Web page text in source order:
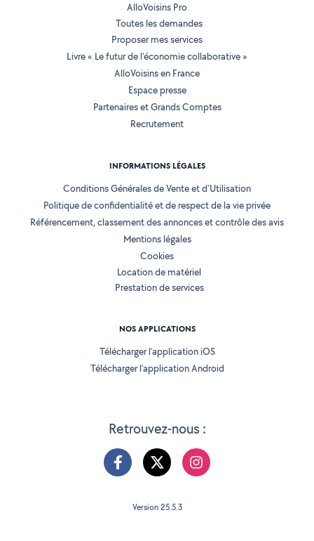
Retrouvez-nous :
AlloVoisins Pro
Toutes les demandes
Proposer mes services
Livre « Le futur de l'économie collaborative »
AlloVoisins en France
Espace presse
Partenaires et Grands Comptes
Recrutement
INFORMATIONS LÉGALES
Conditions Générales de Vente et d'Utilisation
Politique de confidentialité et de respect de la vie privée
Référencement, classement des annonces et contrôle des avis
Mentions légales
Cookies
Location de matériel
Prestation de services
NOS APPLICATIONS
Télécharger l’application iOS
Télécharger l’application Android
Version 25.5.3